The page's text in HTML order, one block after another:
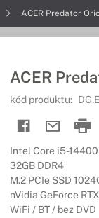
ACER Predator
ACER
kód produktu:
Intel Core i5-
32GB DDR4
M.2 PCIe SSD
nVidia GeForce
WiFi / BT / bez DVD